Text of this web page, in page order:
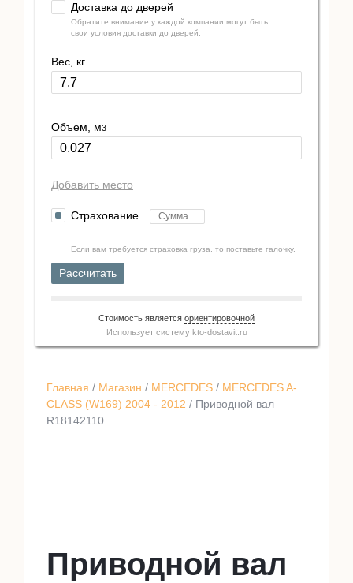
Главная / Магазин / MERCEDES / MERCEDES A-
CLASS (W169) 2004 - 2012 / Приводной вал
R18142110
Приводной вал
Доставка до дверей
Обратите внимание у каждой компании могут быть
свои условия доставки до дверей.
Вес, кг
Объем, м3
Добавить место
Страхование
Если вам требуется страховка груза, то поставьте галочку.
Рассчитать
Стоимость является ориентировочной
Использует систему kto-dostavit.ru